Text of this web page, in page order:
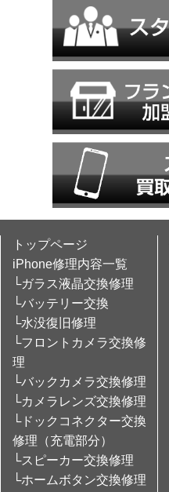
トップページ
iPhone修理内容一覧
└ガラス液晶交換修理
└バッテリー交換
└水没復旧修理
└フロントカメラ交換修
理
└バックカメラ交換修理
└カメラレンズ交換修理
└ドックコネクター交換
修理（充電部分）
└スピーカー交換修理
└ホームボタン交換修理